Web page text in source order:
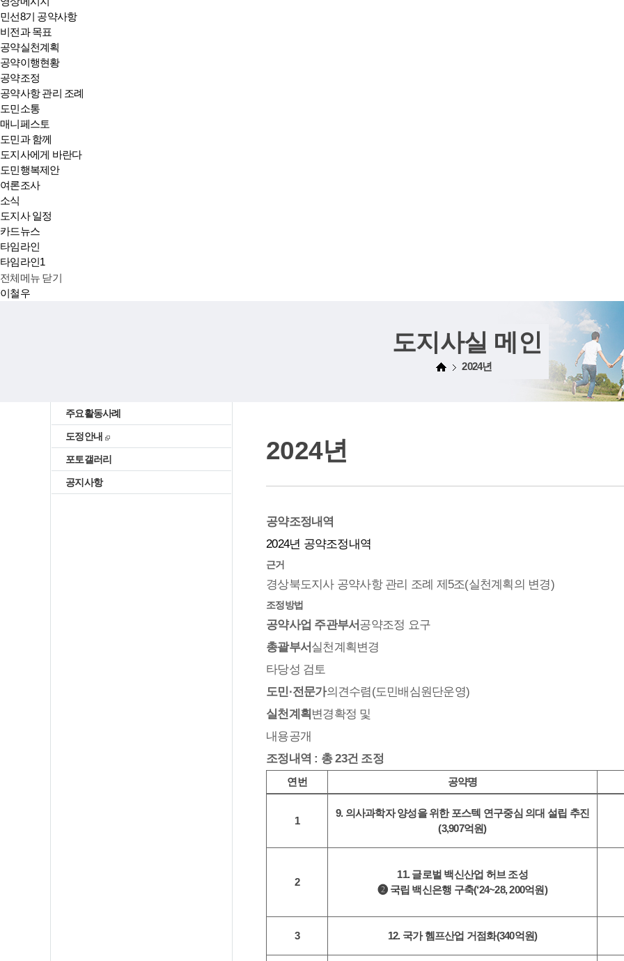
민선8기 공약사항
비전과 목표
공약실천계획
공약이행현황
공약조정
공약사항 관리 조례
도민소통
매니페스토
도민과 함께
도지사에게 바란다
도민행복제안
여론조사
소식
도지사 일정
카드뉴스
타임라인
타임라인1
전체메뉴 닫기
이철우
도지사실 메인
2024년
주요활동사례
도정안내
포토갤러리
공지사항
2024년
공약조정내역
2024년 공약조정내역
근거
경상북도지사 공약사항 관리 조례 제5조(실천계획의 변경)
조정방법
공약사업 주관부서 공약조정 요구
총괄부서 실천계획변경
타당성 검토
도민·전문가의견수렴(도민배심원단운영)
실천계획 변경확정 및
내용공개
조정내역 : 총 23건 조정
연번 공약명
1
9. 의사과학자 양성을 위한 포스텍 연구중심 의대 설립 추진
(3,907억원)
2
11. 글로벌 백신산업 허브 조성
❷ 국립 백신은행 구축(‘24~28, 200억원)
3 12. 국가 헴프산업 거점화(340억원)